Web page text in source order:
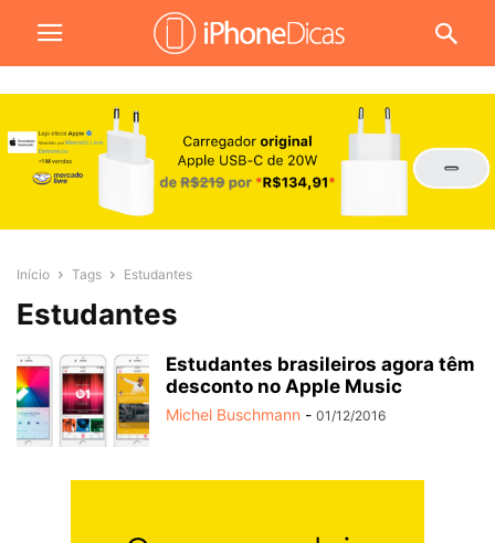
Início Tags Estudantes
Estudantes
Estudantes brasileiros agora têm
desconto no Apple Music
Michel Buschmann - 01/12/2016